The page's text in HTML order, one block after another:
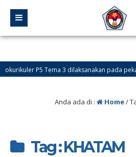
P5 Tema 3 dilaksanakan pada pekan
Anda ada di : Home/
Tag : KHATAM